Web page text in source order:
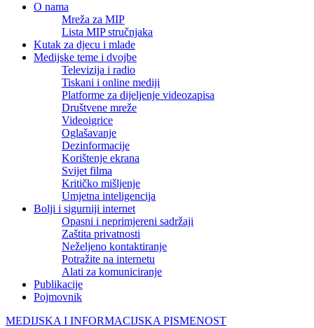
O nama
Mreža za MIP
Lista MIP stručnjaka
Kutak za djecu i mlade
Medijske teme i dvojbe
Televizija i radio
Tiskani i online mediji
Platforme za dijeljenje videozapisa
Društvene mreže
Videoigrice
Oglašavanje
Dezinformacije
Korištenje ekrana
Svijet filma
Kritičko mišljenje
Umjetna inteligencija
Bolji i sigurniji internet
Opasni i neprimjereni sadržaji
Zaštita privatnosti
Neželjeno kontaktiranje
Potražite na internetu
Alati za komuniciranje
Publikacije
Pojmovnik
MEDIJSKA I INFORMACIJSKA PISMENOST